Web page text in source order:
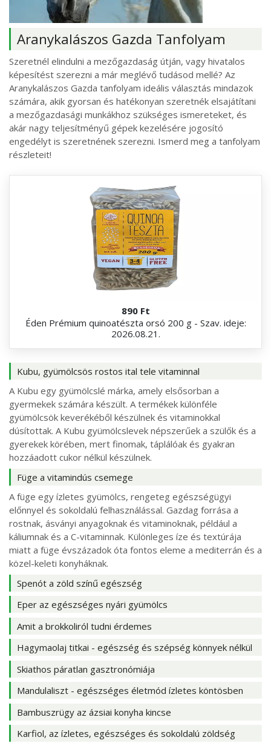
Aranykalászos Gazda Tanfolyam
Szeretnél elindulni a mezőgazdaság útján, vagy hivatalos
képesítést szerezni a már meglévő tudásod mellé? Az
Aranykalászos Gazda tanfolyam ideális választás mindazok
számára, akik gyorsan és hatékonyan szeretnék elsajátítani
a mezőgazdasági munkákhoz szükséges ismereteket, és
akár nagy teljesítményű gépek kezelésére jogosító
engedélyt is szeretnének szerezni. Ismerd meg a tanfolyam
részleteit!
890 Ft
Éden Prémium quinoatészta orsó 200 g - Szav. ideje:
2026.08.21.
Kubu, gyümölcsös rostos ital tele vitaminnal
A Kubu egy gyümölcslé márka, amely elsősorban a
gyermekek számára készült. A termékek különféle
gyümölcsök keverékéből készülnek és vitaminokkal
dúsítottak. A Kubu gyümölcslevek népszerűek a szülők és a
gyerekek körében, mert finomak, táplálóak és gyakran
hozzáadott cukor nélkül készülnek.
Füge a vitamindús csemege
A füge egy ízletes gyümölcs, rengeteg egészségügyi
előnnyel és sokoldalú felhasználással. Gazdag forrása a
rostnak, ásványi anyagoknak és vitaminoknak, például a
káliumnak és a C-vitaminnak. Különleges íze és textúrája
miatt a füge évszázadok óta fontos eleme a mediterrán és a
közel-keleti konyháknak.
Spenót a zöld színű egészség
Eper az egészséges nyári gyümölcs
Amit a brokkoliról tudni érdemes
Hagymaolaj titkai - egészség és szépség könnyek nélkül
Skiathos páratlan gasztronómiája
Mandulaliszt - egészséges életmód ízletes köntösben
Bambuszrügy az ázsiai konyha kincse
Karfiol, az ízletes, egészséges és sokoldalú zöldség